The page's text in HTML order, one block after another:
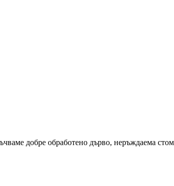
добре обработено дърво, неръждаема